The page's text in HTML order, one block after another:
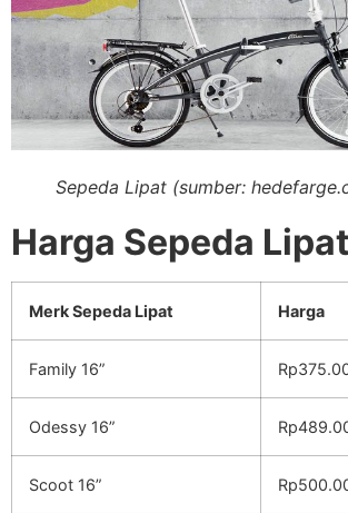
Sepeda Lipat (sumber:
Harga Sepeda Lipat
Merk Sepeda Lipat Harga
Family 16”
Odessy 16”
Scoot 16”